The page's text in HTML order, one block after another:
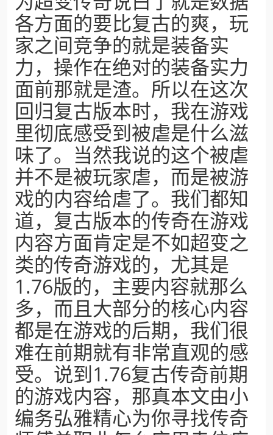
各方面的要比复古的爽，玩
家之间竞争的就是装备实
力，操作在绝对的装备实力
面前那就是渣。所以在这次
回归复古版本时，我在游戏
里彻底感受到被虐是什么滋
味了。当然我说的这个被虐
并不是被玩家虐，而是被游
戏的内容给虐了。我们都知
道，复古版本的传奇在游戏
内容方面肯定是不如超变之
类的传奇游戏的，尤其是
1.76版的，主要内容就那么
多，而且大部分的核心内容
都是在游戏的后期，我们很
难在前期就有非常直观的感
受。说到1.76复古传奇前期
的游戏内容，那真本文由小
编务弘雅精心为你寻找传奇